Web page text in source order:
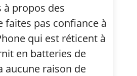
à propos des
faites pas confiance à
qui est réticent à
en batteries de
aucune raison de